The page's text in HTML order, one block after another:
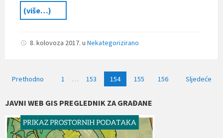
(više…)
8. kolovoza 2017. u Nekategorizirano
Navigacija
Prethodno 1 … 153 154 155 156 Sljedeće
JAVNI WEB GIS PREGLEDNIK ZA GRAĐANE